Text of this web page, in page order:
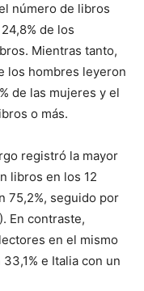
número de libros
de los
Mientras tanto,
los hombres leyeron
de las mujeres y el
o más.
registró la mayor
libros en los 12
75,2%, seguido por
En contraste,
en el mismo
e Italia con un